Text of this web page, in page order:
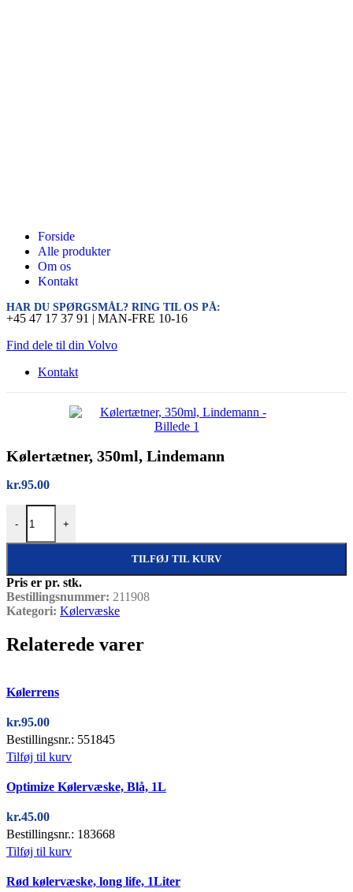
Forside
Alle produkter
Om os
Kontakt
HAR DU SPØRGSMÅL? RING TIL OS PÅ:
+45 47 17 37 91 | MAN-FRE 10-16
Find dele til din Volvo
Kontakt
Kølertætner, 350ml, Lindemann
kr.95.00
-
Kølertætner, 350ml, Lindemann antal
+
TILFØJ TIL KURV
Pris er pr. stk.
Bestillingsnummer: 211908
Kategori: Kølervæske
Relaterede varer
Kølerrens
kr.95.00
Bestillingsnr.: 551845
Tilføj til kurv
Optimize Kølervæske, Blå, 1L
kr.45.00
Bestillingsnr.: 183668
Tilføj til kurv
Rød kølervæske, long life, 1Liter